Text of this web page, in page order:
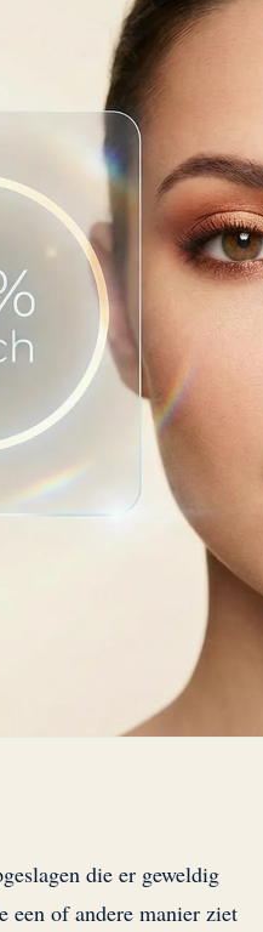
die er geweldig
een of andere manier ziet